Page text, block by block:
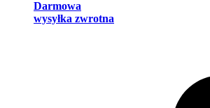
Darmowa
wysyłka zwrotna